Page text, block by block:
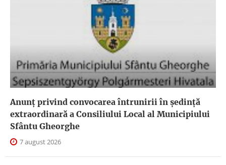
Anunţ privind convocarea întrunirii în şedinţă
extraordinară a Consiliului Local al Municipiului
Sfântu Gheorghe
7 august 2026